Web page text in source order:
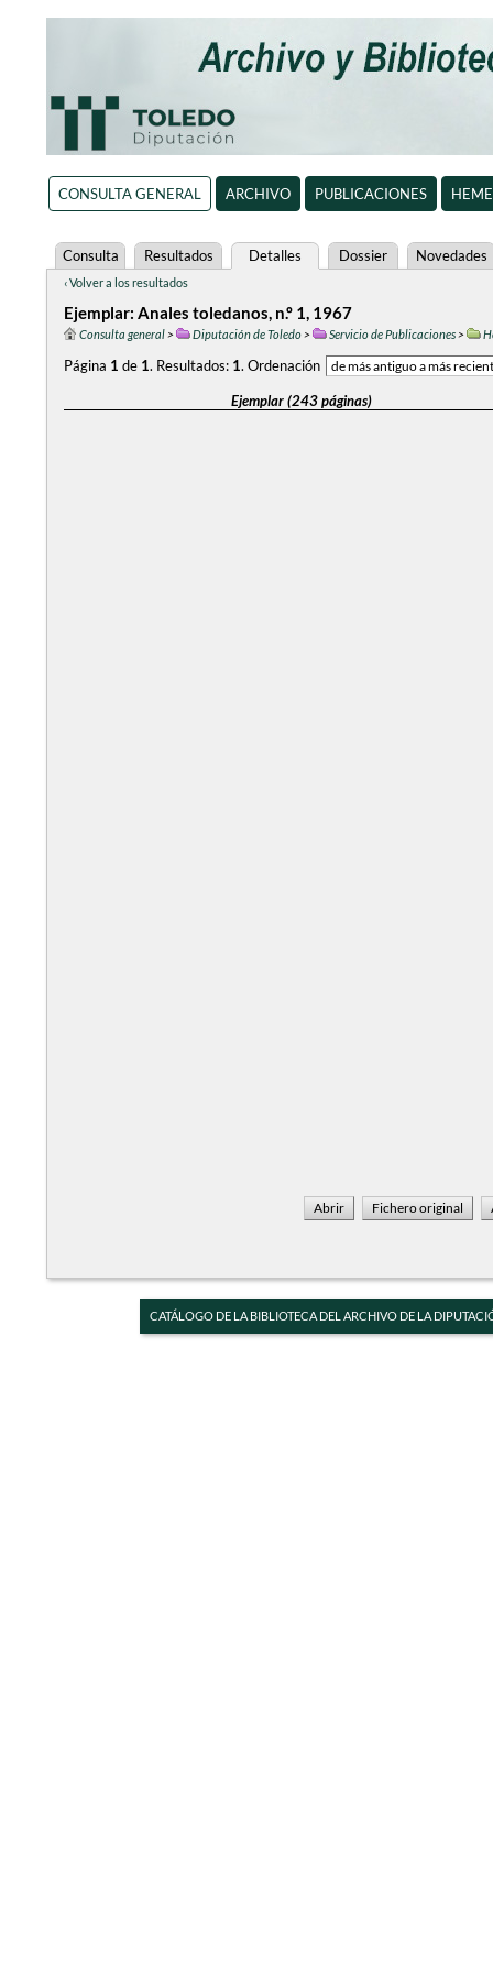
CONSULTA GENERAL ARCHIVO PUBLICACIONES
Consulta Resultados Detalles Dossier Novedades
‹ Volver a los resultados
Ejemplar: Anales toledanos, n.º 1, 1967
Consulta general> Diputación de Toledo> Servicio de Publicaciones>
Página 1 de 1. Resultados: 1. Ordenación
Ejemplar (243 páginas)
CATÁLOGO DE LA BIBLIOTECA DEL ARCHIVO DE LA